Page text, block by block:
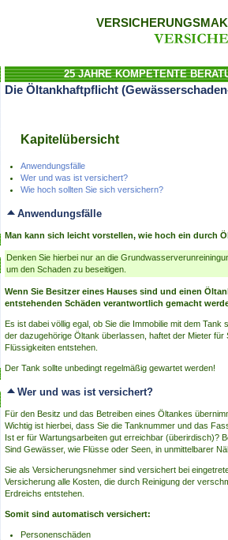
25 JAHRE KOMPETENTE
Die Öltankhaftpflicht
Kapitelübersicht
Anwendungsfälle
Wer und was ist versichert?
Wie hoch sollten Sie sich versichern?
Anwendungsfälle
Man kann sich leicht vorstellen, wie hoch ein durch
Denken Sie hierbei nur an die
um den Schaden zu beseitigen.
Wenn Sie Besitzer eines Hauses sind und einen
entstehenden Schäden verantwortlich gemacht
Es ist dabei völlig egal, ob Sie die Immobilie mit dem
der dazugehörige Öltank überlassen, haftet der Mieter
Flüssigkeiten entstehen.
Der Tank sollte unbedingt regelmäßig gewartet werden!
Wer und was ist versichert?
Für den Besitz und das Betreiben eines Öltankes
Wichtig ist hierbei, dass Sie die Tanknummer und das
Ist er für Wartungsarbeiten gut erreichbar (überirdisch)?
Sind Gewässer, wie Flüsse oder Seen, in unmittelbarer
Sie als Versicherungsnehmer sind versichert bei
Versicherung alle Kosten, die durch Reinigung der
Erdreichs entstehen.
Somit sind automatisch versichert:
Personenschäden